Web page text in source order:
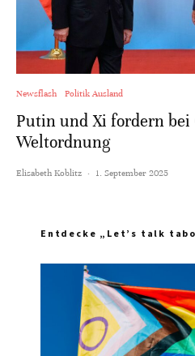
Newsflash Politik Ausland
Putin und Xi fordern
Weltordnung
Elisabeth Koblitz · 1. September 2025
Entdecke „Let’s talk